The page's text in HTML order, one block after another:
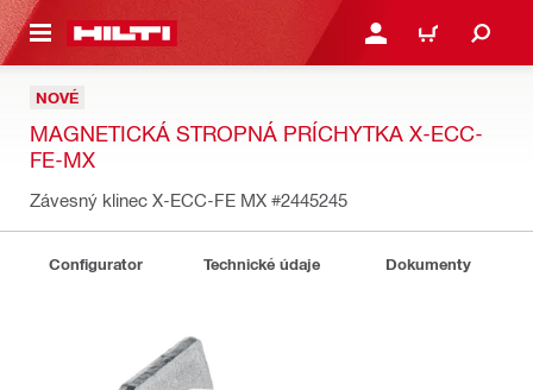
HLAVNÝ OBSAH PRIHLÁSIŤ ALEBO
KOŠÍK
NOVÉ
MAGNETICKÁ STROPNÁ PRÍCHYTKA X-ECC-
FE-MX
Závesný klinec X-ECC-FE MX #2445245
Configurator Technické údaje Dokumenty